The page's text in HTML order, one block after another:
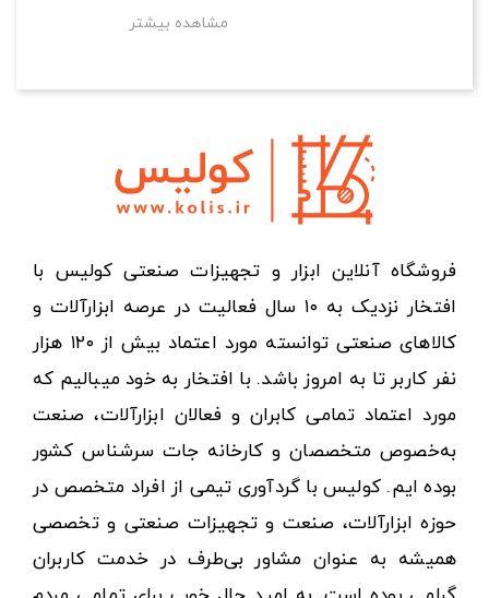
مشاهده بیشتر
فروشگاه آنلاین ابزار و تجهیزات صنعتی کولیس با
افتخار نزدیک به ۱۰ سال فعالیت در عرصه ابزارآلات و
کالاهای صنعتی توانسته مورد اعتماد بیش از ۱۲۰ هزار
نفر کاربر تا به امروز باشد. با افتخار به خود میبالیم که
مورد اعتماد تمامی کابران و فعالان ابزارآلات، صنعت
به‌خصوص متخصصان و کارخانه جات سرشناس کشور
بوده ایم. کولیس با گردآوری تیمی از افراد متخصص در
حوزه ابزارآلات، صنعت و تجهیزات صنعتی و تخصصی
همیشه به عنوان مشاور بی‌طرف در خدمت کاربران